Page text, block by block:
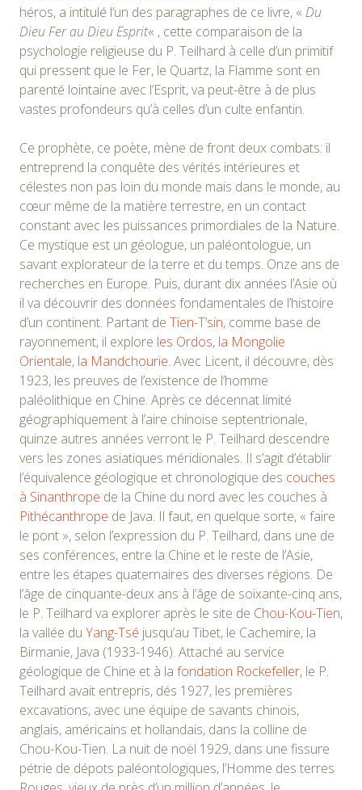
héros, a intitulé l’un des paragraphes de ce livre, « Du
Dieu Fer au Dieu Esprit« , cette comparaison de la
psychologie religieuse du P. Teilhard à celle d’un primitif
qui pressent que le Fer, le Quartz, la Flamme sont en
parenté lointaine avec l’Esprit, va peut-être à de plus
vastes profondeurs qu’à celles d’un culte enfantin.
Ce prophète, ce poète, mène de front deux combats: il
entreprend la conquête des vérités intérieures et
célestes non pas loin du monde mais dans le monde, au
cœur même de la matière terrestre, en un contact
constant avec les puissances primordiales de la Nature.
Ce mystique est un géologue, un paléontologue, un
savant explorateur de la terre et du temps. Onze ans de
recherches en Europe. Puis, durant dix années l’Asie où
il va découvrir des données fondamentales de l’histoire
d’un continent. Partant de Tien-T’sin, comme base de
rayonnement, il explore les Ordos, la Mongolie
Orientale, la Mandchourie. Avec Licent, il découvre, dès
1923, les preuves de l’existence de l’homme
paléolithique en Chine. Après ce décennat limité
géographiquement à l’aire chinoise septentrionale,
quinze autres années verront le P. Teilhard descendre
vers les zones asiatiques méridionales. Il s’agit d’établir
l’équivalence géologique et chronologique des couches
à Sinanthrope de la Chine du nord avec les couches à
Pithécanthrope de Java. Il faut, en quelque sorte, « faire
le pont », selon l’expression du P. Teilhard, dans une de
ses conférences, entre la Chine et le reste de l’Asie,
entre les étapes quaternaires des diverses régions. De
l’âge de cinquante-deux ans à l’âge de soixante-cinq ans,
le P. Teilhard va explorer après le site de Chou-Kou-Tien,
la vallée du Yang-Tsé jusqu’au Tibet, le Cachemire, la
Birmanie, Java (1933-1946). Attaché au service
géologique de Chine et à la fondation Rockefeller, le P.
Teilhard avait entrepris, dés 1927, les premières
excavations, avec une équipe de savants chinois,
anglais, américains et hollandais, dans la colline de
Chou-Kou-Tien. La nuit de noël 1929, dans une fissure
pétrie de dépots paléontologiques, l’Homme des terres